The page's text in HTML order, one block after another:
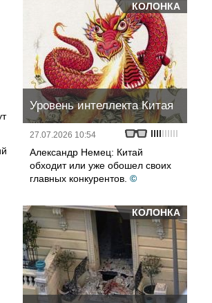
КОЛОНКА
Уровень интеллекта Китая
27.07.2026 10:54
Александр Немец: Китай
обходит или уже обошел своих
главных конкурентов. ©
КОЛОНКА